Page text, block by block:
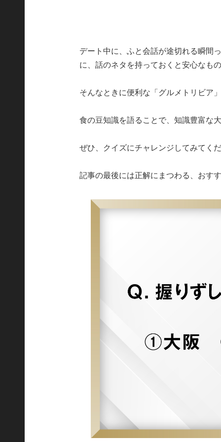
デート中に、ふと会話が途切れる瞬間
に、話のネタを持っておくと安心なも
そんなときに便利な「グルメトリビア
食の豆知識を語ることで、知識豊富な
ぜひ、クイズにチャレンジしてみてく
記事の最後には正解にまつわる、おす